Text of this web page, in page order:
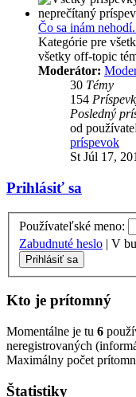
Čo sa inám
Kategórie pre
všetky off-topic
Moderátor:
30 Témy
154
Posledný
od
príspevok
St Júl 17,
Prihlásiť sa
Používateľské meno:
Zabudnuté heslo | V
Kto je prítomný
Momentálne je tu 6
neregistrovaných
Maximálny počet
Štatistiky